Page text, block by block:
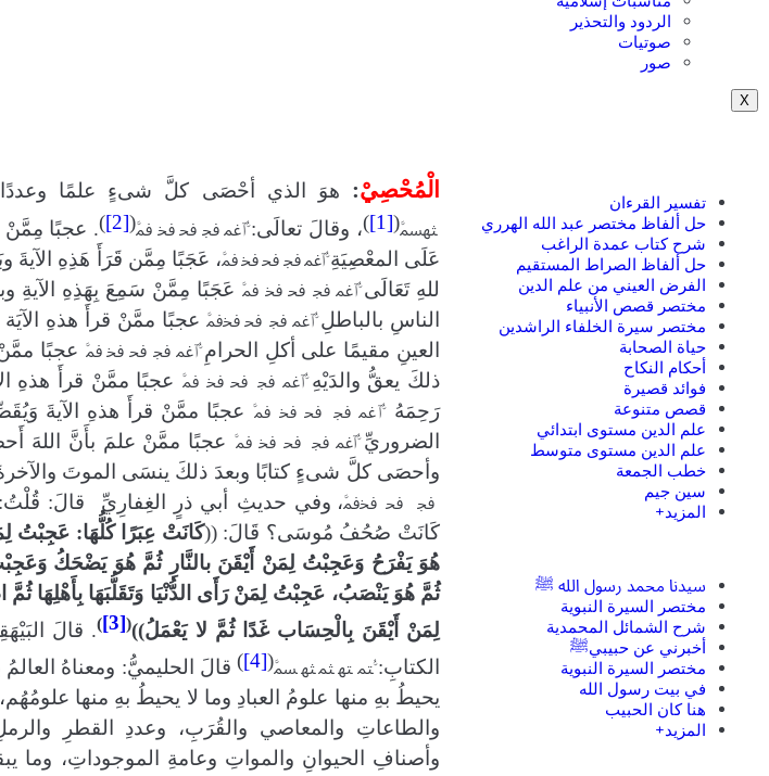
الردود والتحذير
صوتيات
صور
X
تفسير القرءان
حل ألفاظ مختصر عبد الله الهرري
شرح كتاب عمدة الراغب
حل ألفاظ الصراط المستقيم
الفرض العيني من علم الدين
مختصر قصص الأنبياء
مختصر سيرة الخلفاء الراشدين
حياة الصحابة
أحكام النكاح
فوائد قصيرة
قصص متنوعة
علم الدين مستوى ابتدائي
علم الدين مستوى متوسط
خطب الجمعة
سين جيم
المزيد+
سيدنا محمد رسول الله ﷺ
مختصر السيرة النبوية
شرح الشمائل المحمدية
أخبرني عن حبيبيﷺ
مختصر السيرة النبوية
في بيت رسول الله
هنا كان الحبيب
المزيد+
الْمُحْصِيْ: هوَ الذي أحْصَى كلَّ شىءٍ علمًا وعددًا
ﳦﳧ(
[1]
)، وقالَ تعالَى:ﱡﭐﲽ ﲾ ﲿ ﳀ ﳁ(
[2]
)
. عجبًا مِمَّنْ
عَلَى المعْصِيَةِﱡﭐﲽ ﲾ ﲿ ﳀﳁ، عَجَبًا مِمَّن قَرَأَ هَذِهِ الآيةَ
للهِ تَعَالَىﱡﭐﲽ ﲾ ﲿ ﳀ ﳁ عَجَبًا مِمَّنْ سَمِعَ بِهَذِهِ الآيةِ
الناسِ بالباطلِﱡﭐﲽ ﲾ ﲿ ﳀﳁ عجبًا ممَّنْ قرأَ هذهِ الآيَة
العينِ مقيمًا على أكلِ الحرامِﱡﭐﲽ ﲾ ﲿ ﳀ ﳁ عجبًا ممَّنْ
ذلكَ يعقُّ والدَيْهِﱡﭐﲽ ﲾ ﲿ ﳀ ﳁ عجبًا ممَّنْ قرأَ هذهِ
رَحِمَهُ
ﱡﭐﲽ ﲾ ﲿ ﳀ ﳁ
عجبًا ممَّنْ قرأَ هذهِ الآيةَ
الضروريِّﱡﭐﲽ ﲾ ﲿ ﳀ ﳁ
عجبًا ممَّنْ علمَ بأَنَّ اللهَ
وأحصَى كلَّ شىءٍ كتابًا وبعدَ ذلكَ ينسَى الموتَ
ﲾ
ﲿ ﳀﳁ، وفي حديثِ أبي ذرٍ الغِفارِيِّ قالَ: قُلْتُ:
كَانَتْ صُحُفُ مُوسَى؟ قَالَ: ((كَانَتْ عِبَرًا كُلُّهَا: عَجِبْتُ
هُوَ يَفْرَحُ وَعَجِبْتُ لِمَنْ أَيْقَنَ بالنَّارِ ثُمَّ هُوَ يَضْحَكُ
ثُمَّ هُوَ يَنْصَبُ، عَجِبْتُ لِمَنْ رَأَى الدُّنْيَا وَتَقَلُّبَهَا بِأَهْلِهَا
لِمَنْ أَيْقَنَ بِالْحِسَاب غَدًا ثُمَّ لا يَعْمَلُ))(
[3]
)
. قالَ
الكتابِ:ﳣ ﳤ ﳥ ﳦ ﳧ(
[4]
) قالَ الحليميُّ: ومعناهُ
يحيطُ بهِ منها علومُ العبادِ وما لا يحيطُ بهِ منها
والطاعاتِ والمعاصي والقُرَبِ، وعددِ القطرِ
وأصنافِ الحيوانِ والمواتِ وعامةِ الموجوداتِ، وما